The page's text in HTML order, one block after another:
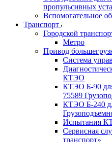
пропульсивных
Вспомогательное
Транспорт
Городской
Метро
Привод
Система
КТЭО
КТЭО Б-90
75589
КТЭО Б-240
Испытания
Сервисная
транспорт»